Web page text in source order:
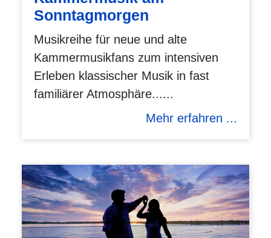
Sonntagmorgen
Musikreihe für neue und alte
Kammermusikfans zum intensiven
Erleben klassischer Musik in fast
familiärer Atmosphäre......
Mehr erfahren ...